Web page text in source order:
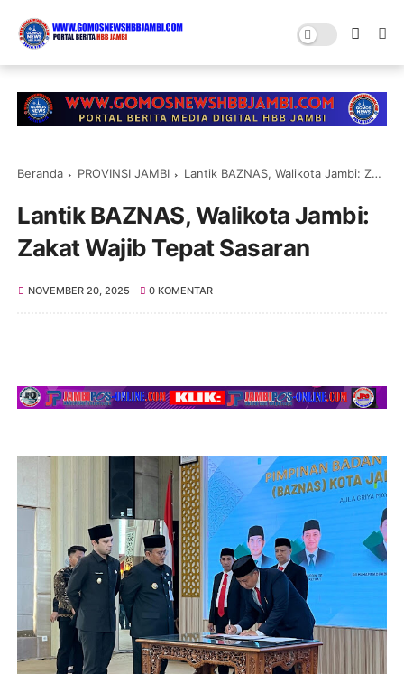
Beranda PROVINSI JAMBI Lantik BAZNAS, Walikota Jambi: Zakat Wajib Tepat Sasaran
Lantik BAZNAS, Walikota Jambi:
Zakat Wajib Tepat Sasaran
NOVEMBER 20, 2025 0 KOMENTAR